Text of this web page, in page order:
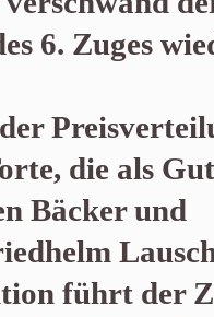
6. Zuges
die als
Bäcker und
führt der